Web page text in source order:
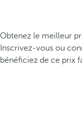
Obtenez le meilleur
Inscrivez-vous ou
bénéficiez de ce prix